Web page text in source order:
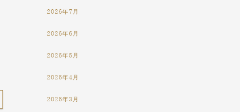
2026年7月
2026年6月
2026年5月
2026年4月
2026年3月